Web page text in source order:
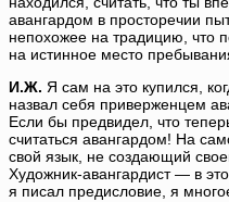
авангардом в просторечии
непохожее на традицию, что
на истинное место
И.Ж. Я сам на это купился,
назвал себя приверженцем
Если бы предвидел, что
считаться авангардом! На
свой язык, не создающий
Художник-авангардист — в
я писал предисловие, я